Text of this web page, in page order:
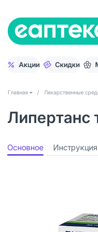
Акции Скидки
Главная / Лекарственные
Липертанс
Основное Инструкция